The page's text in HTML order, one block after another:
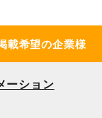
載希望の企業様
ーション